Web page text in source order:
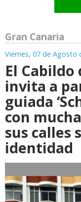
Gran Canaria
Viernes, 07 de Agosto
El Cabildo
invita a
guiada
con
sus calles
identidad